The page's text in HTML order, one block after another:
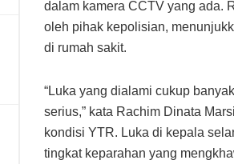
dalam kamera CCTV yang ada.
oleh pihak kepolisian,
di rumah sakit.
“Luka yang dialami cukup
serius,” kata Rachim Dinata
kondisi YTR. Luka di kepala
tingkat keparahan yang